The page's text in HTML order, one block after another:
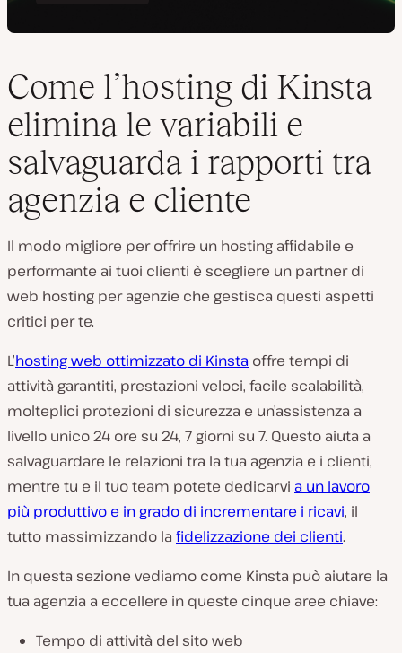
Come l’hosting di Kinsta
elimina le variabili e
salvaguarda i rapporti tra
agenzia e cliente
Il modo migliore per offrire un hosting affidabile e
performante ai tuoi clienti è scegliere un partner di
web hosting per agenzie che gestisca questi aspetti
critici per te.
L’hosting web ottimizzato di Kinsta offre tempi di
attività garantiti, prestazioni veloci, facile scalabilità,
molteplici protezioni di sicurezza e un’assistenza a
livello unico 24 ore su 24, 7 giorni su 7. Questo aiuta a
salvaguardare le relazioni tra la tua agenzia e i clienti,
mentre tu e il tuo team potete dedicarvi a un lavoro
più produttivo e in grado di incrementare i ricavi, il
tutto massimizzando la fidelizzazione dei clienti.
In questa sezione vediamo come Kinsta può aiutare la
tua agenzia a eccellere in queste cinque aree chiave:
Tempo di attività del sito web